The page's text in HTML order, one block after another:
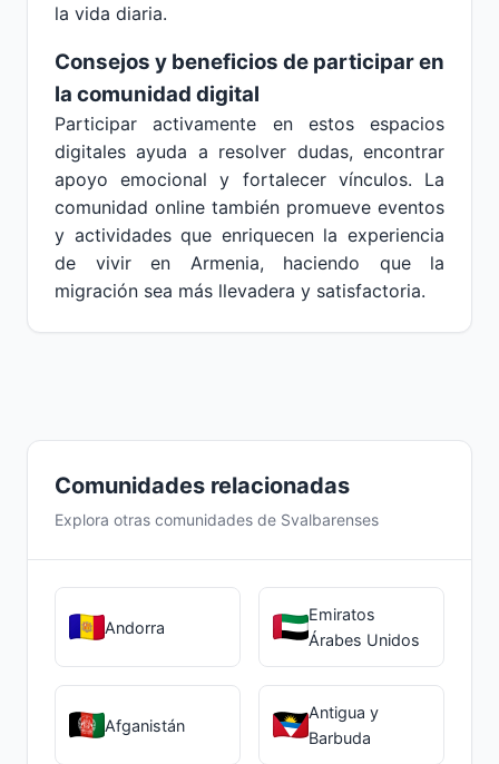
la vida diaria.
Consejos y beneficios de participar en
la comunidad digital
Participar activamente en estos espacios
digitales ayuda a resolver dudas, encontrar
apoyo emocional y fortalecer vínculos. La
comunidad online también promueve eventos
y actividades que enriquecen la experiencia
de vivir en Armenia, haciendo que la
migración sea más llevadera y satisfactoria.
Comunidades relacionadas
Explora otras comunidades de Svalbarenses
Andorra
Emiratos
Árabes Unidos
Afganistán
Antigua y
Barbuda